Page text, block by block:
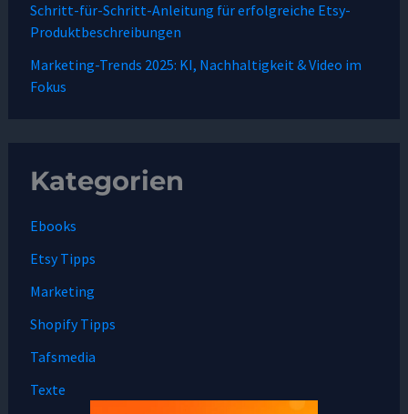
Schritt-für-Schritt-Anleitung für erfolgreiche Etsy-
Produktbeschreibungen
Marketing-Trends 2025: KI, Nachhaltigkeit & Video im
Fokus
Kategorien
Ebooks
Etsy Tipps
Marketing
Shopify Tipps
Tafsmedia
Texte